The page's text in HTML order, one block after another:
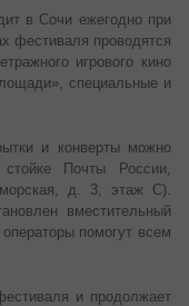
в Сочи ежегодно при
фестиваля проводятся
игрового кино
специальные и
и конверты можно
Почты России,
д. 3, этаж С).
вместительный
помогут всем
и продолжает